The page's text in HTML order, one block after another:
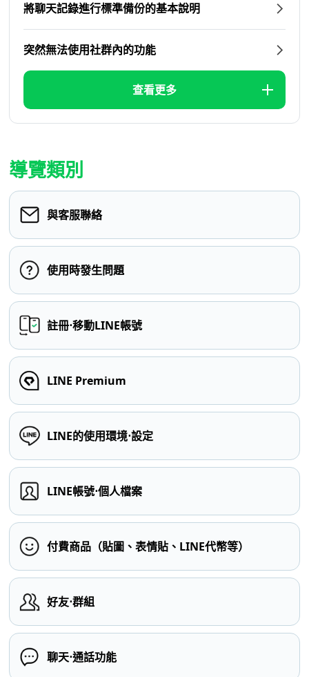
將聊天記錄進行標準備份的基本說明
突然無法使用社群內的功能
查看更多
導覽類別
與客服聯絡
使用時發生問題
註冊⋅移動LINE帳號
LINE Premium
LINE的使用環境⋅設定
LINE帳號⋅個人檔案
付費商品（貼圖、表情貼、LINE代幣等）
好友⋅群組
聊天⋅通話功能